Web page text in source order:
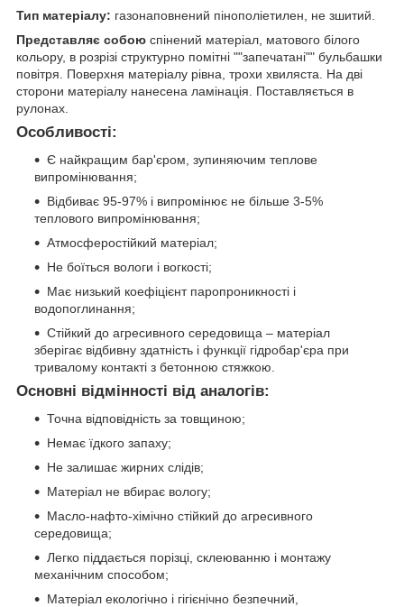
Тип матеріалу: газонаповнений пінополіетилен, не зшитий.
Представляє собою спінений матеріал, матового білого
кольору, в розрізі структурно помітні ""запечатані"" бульбашки
повітря. Поверхня матеріалу рівна, трохи хвиляста. На дві
сторони матеріалу нанесена ламінація. Поставляється в
рулонах.
Особливості:
Є найкращим бар'єром, зупиняючим теплове
випромінювання;
Відбиває 95-97% і випромінює не більше 3-5%
теплового випромінювання;
Атмосферостійкий матеріал;
Не боїться вологи і вогкості;
Має низький коефіцієнт паропроникності і
водопоглинання;
Стійкий до агресивного середовища – матеріал
зберігає відбивну здатність і функції гідробар'єра при
тривалому контакті з бетонною стяжкою.
Основні відмінності від аналогів:
Точна відповідність за товщиною;
Немає їдкого запаху;
Не залишає жирних слідів;
Матеріал не вбирає вологу;
Масло-нафто-хімічно стійкий до агресивного
середовища;
Легко піддається порізці, склеюванню і монтажу
механічним способом;
Матеріал екологічно і гігієнічно безпечний,